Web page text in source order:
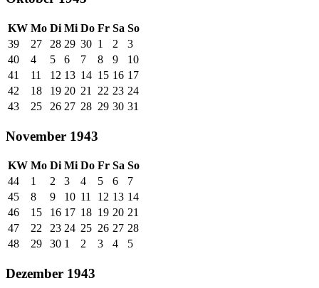
KW Mo Di Mi Do Fr Sa So
39
27 28 29 30 1 2
3
40
4 5 6 7 8 9
10
41
11 12 13 14 15 16 17
42
18 19 20 21 22 23 24
43
25 26 27 28 29 30 31
November 1943
KW Mo Di Mi Do Fr Sa So
44
1 2 3 4 5 6
7
45
8 9 10 11 12 13 14
46
15 16 17 18 19 20 21
47
22 23 24 25 26 27 28
48
29 30 1 2 3 4 5
Dezember 1943